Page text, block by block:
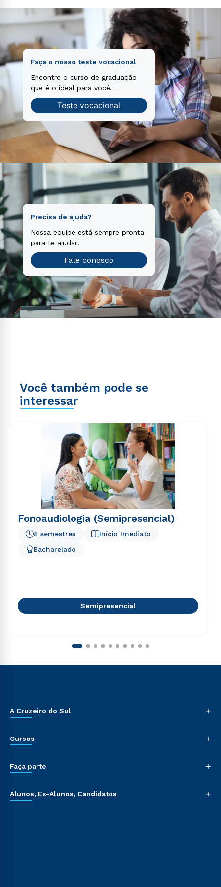
Faça o nosso teste vocacional
Encontre o curso de graduação
que é o ideal para você.
Teste vocacional
Precisa de ajuda?
Nossa equipe está sempre pronta
para te ajudar!
Fale conosco
Você também pode se
interessar
Fonoaudiologia (Semipresencial)
Início Imediato
8 semestres
Bacharelado
Semipresencial
A Cruzeiro do Sul +
Cursos +
Faça parte +
Alunos, Ex-Alunos, Candidatos +